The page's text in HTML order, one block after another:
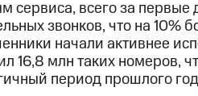
сервиса, всего за первые
звонков, что на 10%
начали активнее
16,8 млн таких номеров,
период прошлого